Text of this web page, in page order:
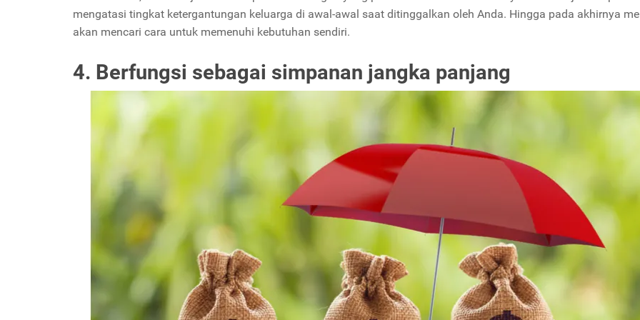
mengatasi tingkat ketergantungan keluarga di awal-awal saat ditinggalkan oleh Anda. Hingga pada akhirnya
akan mencari cara untuk memenuhi kebutuhan sendiri.
4. Berfungsi sebagai simpanan jangka panjang